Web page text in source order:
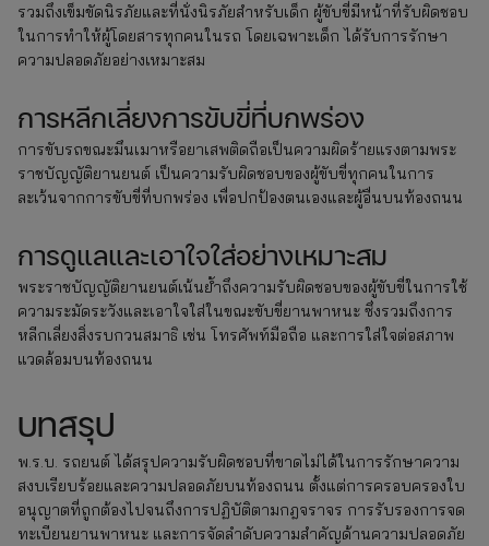
รวมถึงเข็มขัดนิรภัยและที่นั่งนิรภัยสำหรับเด็ก ผู้ขับขี่มีหน้าที่รับผิดชอบ
ในการทำให้ผู้โดยสารทุกคนในรถ โดยเฉพาะเด็ก ได้รับการรักษา
ความปลอดภัยอย่างเหมาะสม
การหลีกเลี่ยงการขับขี่ที่บกพร่อง
การขับรถขณะมึนเมาหรือยาเสพติดถือเป็นความผิดร้ายแรงตามพระ
ราชบัญญัติยานยนต์ เป็นความรับผิดชอบของผู้ขับขี่ทุกคนในการ
ละเว้นจากการขับขี่ที่บกพร่อง เพื่อปกป้องตนเองและผู้อื่นบนท้องถนน
การดูแลและเอาใจใส่อย่างเหมาะสม
พระราชบัญญัติยานยนต์เน้นย้ำถึงความรับผิดชอบของผู้ขับขี่ในการใช้
ความระมัดระวังและเอาใจใส่ในขณะขับขี่ยานพาหนะ ซึ่งรวมถึงการ
หลีกเลี่ยงสิ่งรบกวนสมาธิ เช่น โทรศัพท์มือถือ และการใส่ใจต่อสภาพ
แวดล้อมบนท้องถนน
บทสรุป
พ.ร.บ. รถยนต์ ได้สรุปความรับผิดชอบที่ขาดไม่ได้ในการรักษาความ
สงบเรียบร้อยและความปลอดภัยบนท้องถนน ตั้งแต่การครอบครองใบ
อนุญาตที่ถูกต้องไปจนถึงการปฏิบัติตามกฎจราจร การรับรองการจด
ทะเบียนยานพาหนะ และการจัดลำดับความสำคัญด้านความปลอดภัย